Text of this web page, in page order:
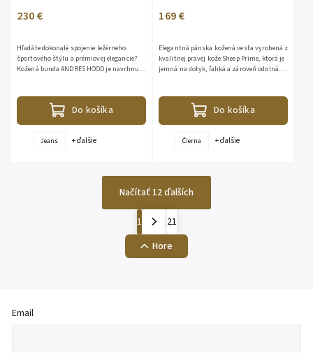
230 €
Do košíka
Hľadáte dokonalé spojenie ležérneho
športového štýlu a prémiovej elegancie?
Kožená bunda ANDRES HOOD je navrhnutá
Jeans + ďalšie
169 €
Do košíka
Elegantná pánska kožená vesta vyrobená z
kvalitnej pravej kože Sheep Prime, ktorá je
jemná na dotyk, ľahká a zároveň odolná.
Čierna + ďalšie
Načítať 12 ďalších
1
21
Hore
Email